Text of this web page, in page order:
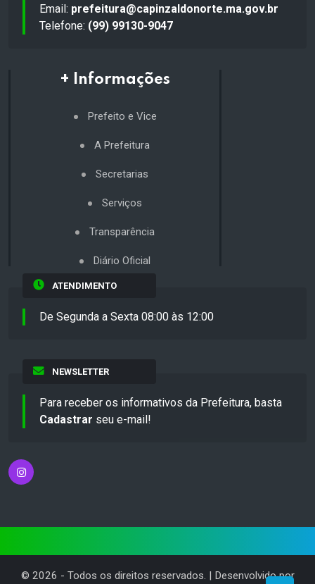
Email: prefeitura@capinzaldonorte.ma.gov.br
Telefone: (99) 99130-9047
+ Informações
Prefeito e Vice
A Prefeitura
Secretarias
Serviços
Transparência
Diário Oficial
ATENDIMENTO
De Segunda a Sexta 08:00 às 12:00
NEWSLETTER
Para receber os informativos da Prefeitura, basta
Cadastrar seu e-mail!
© 2026 - Todos os direitos reservados. | Desenvolvido por